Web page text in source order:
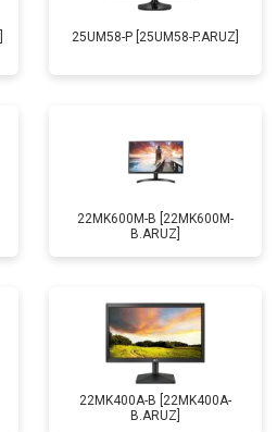
25UM58-P [25UM58-P.ARUZ]
22MK600M-B [22MK600M-
B.ARUZ]
22MK400A-B [22MK400A-
B.ARUZ]